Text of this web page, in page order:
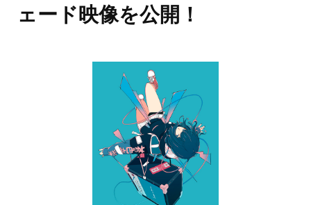
ェード映像を公開！